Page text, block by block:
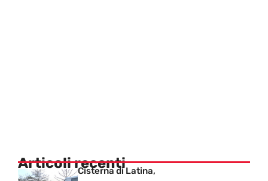
Articoli recenti
Cisterna di Latina,